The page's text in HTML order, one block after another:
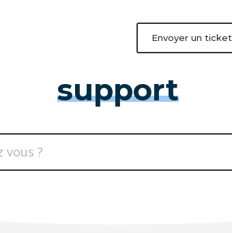
Envoyer un ticket
support